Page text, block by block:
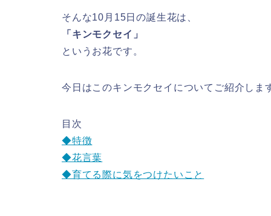
そんな10月15日の誕生花は、
「キンモクセイ」
というお花です。
今日はこのキンモクセイについてご紹介しま
目次
◆特徴
◆花言葉
◆育てる際に気をつけたいこと